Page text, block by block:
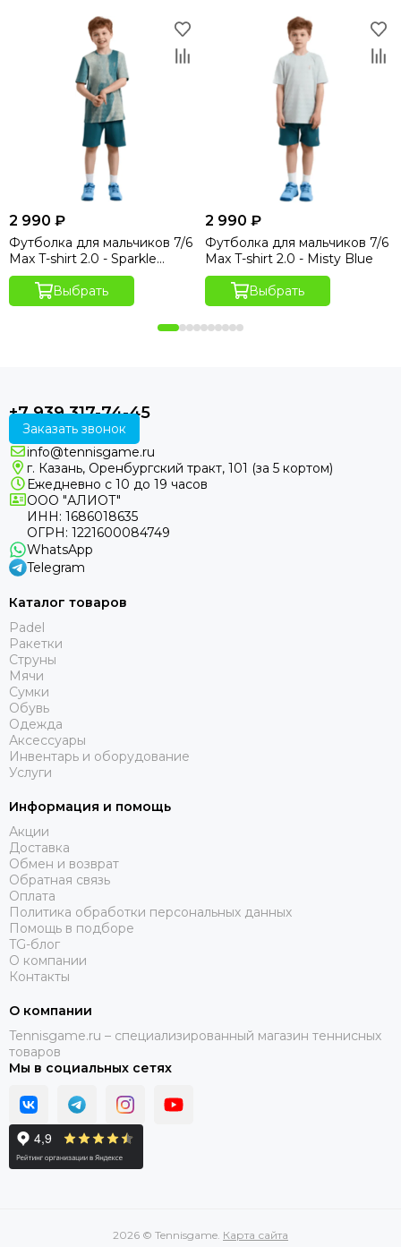
2 990 ₽
Футболка для мальчиков 7/6
Max T-shirt 2.0 - Sparkle
Hydro Print
Выбрать
2 990 ₽
Футболка для мальчиков 7/6
Max T-shirt 2.0 - Misty Blue
Выбрать
+7 939 317-74-45
Заказать звонок
info@tennisgame.ru
г. Казань, Оренбургский тракт, 101 (за 5 кортом)
Ежедневно с 10 до 19 часов
ООО "АЛИОТ"
ИНН: 1686018635
ОГРН: 1221600084749
WhatsApp
Telegram
Каталог товаров
Padel
Ракетки
Струны
Мячи
Сумки
Обувь
Одежда
Аксессуары
Инвентарь и оборудование
Услуги
Информация и помощь
Акции
Доставка
Обмен и возврат
Обратная связь
Оплата
Политика обработки персональных данных
Помощь в подборе
TG-блог
О компании
Контакты
О компании
Tennisgame.ru – специализированный магазин теннисных
товаров
Мы в социальных сетях
2026 © Tennisgame. Карта сайта